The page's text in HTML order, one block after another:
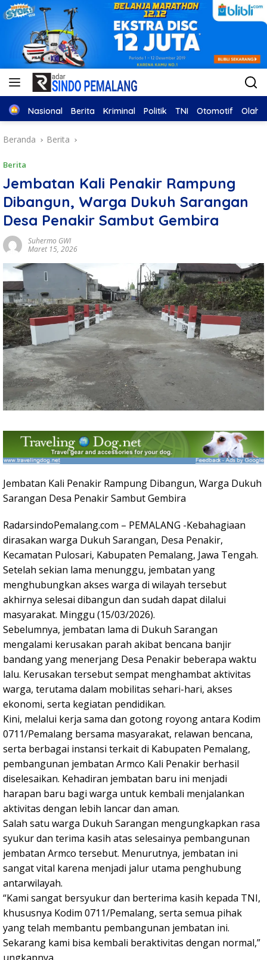
Home
Nasional Berita Kriminal Politik TNI Otomotif
Beranda Berita
Berita
Jembatan Kali Penakir Rampung
Dibangun, Warga Dukuh Sarangan
Desa Penakir Sambut Gembira
Suhermo GWI
Maret 15, 2026
Jembatan Kali Penakir Rampung Dibangun, Warga Dukuh
Sarangan Desa Penakir Sambut Gembira
RadarsindoPemalang.com – PEMALANG -Kebahagiaan
dirasakan warga Dukuh Sarangan, Desa Penakir,
Kecamatan Pulosari, Kabupaten Pemalang, Jawa Tengah.
Setelah sekian lama menunggu, jembatan yang
menghubungkan akses warga di wilayah tersebut
akhirnya selesai dibangun dan sudah dapat dilalui
masyarakat. Minggu (15/03/2026).
Sebelumnya, jembatan lama di Dukuh Sarangan
mengalami kerusakan parah akibat bencana banjir
bandang yang menerjang Desa Penakir beberapa waktu
lalu. Kerusakan tersebut sempat menghambat aktivitas
warga, terutama dalam mobilitas sehari-hari, akses
ekonomi, serta kegiatan pendidikan.
Kini, melalui kerja sama dan gotong royong antara Kodim
0711/Pemalang bersama masyarakat, relawan bencana,
serta berbagai instansi terkait di Kabupaten Pemalang,
pembangunan jembatan Armco Kali Penakir berhasil
diselesaikan. Kehadiran jembatan baru ini menjadi
harapan baru bagi warga untuk kembali menjalankan
aktivitas dengan lebih lancar dan aman.
Salah satu warga Dukuh Sarangan mengungkapkan rasa
syukur dan terima kasih atas selesainya pembangunan
jembatan Armco tersebut. Menurutnya, jembatan ini
sangat vital karena menjadi jalur utama penghubung
antarwilayah.
“Kami sangat bersyukur dan berterima kasih kepada TNI,
khususnya Kodim 0711/Pemalang, serta semua pihak
yang telah membantu pembangunan jembatan ini.
Sekarang kami bisa kembali beraktivitas dengan normal,”